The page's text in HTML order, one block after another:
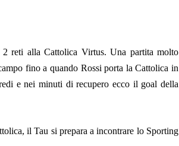
reti alla Cattolica Virtus. Una partita molto
fino a quando Rossi porta la Cattolica in
e nei minuti di recupero ecco il goal della
il Tau si prepara a incontrare lo Sporting